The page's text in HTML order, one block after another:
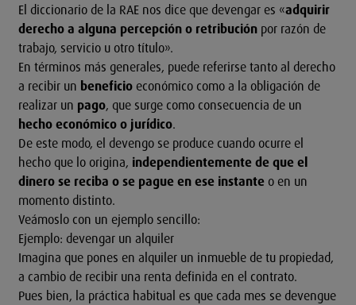
El diccionario de la RAE nos dice que devengar es «adquirir
derecho a alguna percepción o retribución por razón de
trabajo, servicio u otro título».
En términos más generales, puede referirse tanto al derecho
a recibir un beneficio económico como a la obligación de
realizar un pago, que surge como consecuencia de un
hecho económico o jurídico.
De este modo, el devengo se produce cuando ocurre el
hecho que lo origina, independientemente de que el
dinero se reciba o se pague en ese instante o en un
momento distinto.
Veámoslo con un ejemplo sencillo:
Ejemplo: devengar un alquiler
Imagina que pones en alquiler un inmueble de tu propiedad,
a cambio de recibir una renta definida en el contrato.
Pues bien, la práctica habitual es que cada mes se devengue